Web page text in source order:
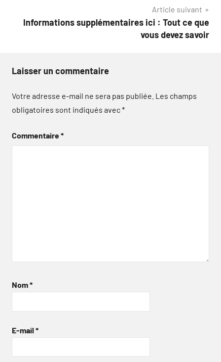
Article suivant
Informations supplémentaires ici : Tout ce que
vous devez savoir
Laisser un commentaire
Votre adresse e-mail ne sera pas publiée. Les champs
obligatoires sont indiqués avec*
Commentaire*
Nom*
E-mail *